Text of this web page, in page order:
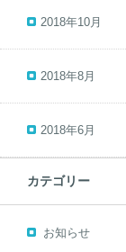
2018年10月
2018年8月
2018年6月
カテゴリー
お知らせ